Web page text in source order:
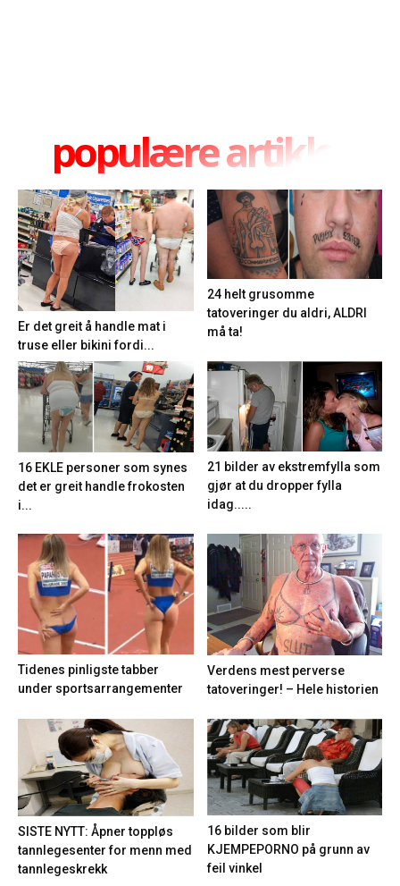
populære artikler
Er det greit å handle mat i
truse eller bikini fordi...
24 helt grusomme
tatoveringer du aldri, ALDRI
må ta!
16 EKLE personer som synes
det er greit handle frokosten
i...
21 bilder av ekstremfylla som
gjør at du dropper fylla
idag.....
Tidenes pinligste tabber
under sportsarrangementer
Verdens mest perverse
tatoveringer! – Hele historien
SISTE NYTT: Åpner toppløs
tannlegesenter for menn med
tannlegeskrekk
16 bilder som blir
KJEMPEPORNO på grunn av
feil vinkel